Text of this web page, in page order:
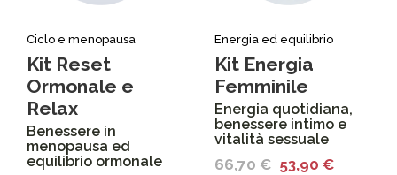
Ciclo e menopausa
Kit Reset
Ormonale e
Relax
Benessere in
menopausa ed
equilibrio ormonale
Energia ed equilibrio
Kit Energia
Femminile
Energia quotidiana,
benessere intimo e
vitalità sessuale
66,70€ 53,90 €